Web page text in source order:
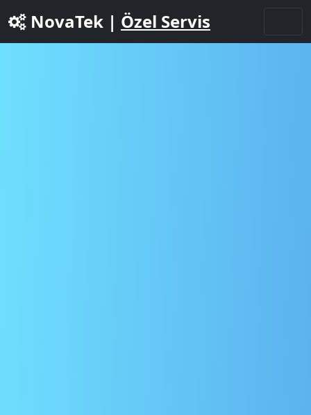
NovaTek | Özel Servis